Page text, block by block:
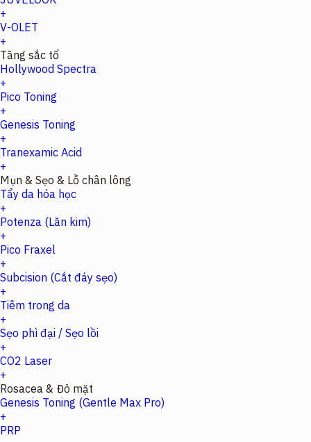
+
V-OLET
+
Tăng sắc tố
Hollywood Spectra
+
Pico Toning
+
Genesis Toning
+
Tranexamic Acid
+
Mụn & Sẹo & Lỗ chân lông
Tẩy da hóa học
+
Potenza (Lăn kim)
+
Pico Fraxel
+
Subcision (Cắt đáy sẹo)
+
Tiêm trong da
+
Sẹo phì đại / Sẹo lồi
+
CO2 Laser
+
Rosacea & Đỏ mặt
Genesis Toning (Gentle Max Pro)
+
PRP